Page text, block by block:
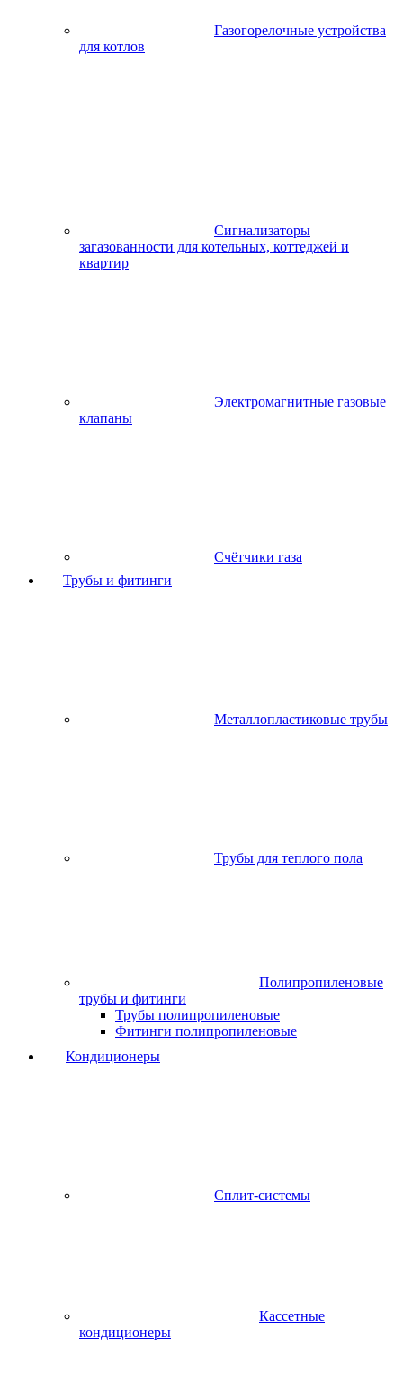
Газогорелочные устройства
для котлов
Сигнализаторы
загазованности для котельных, коттеджей и
квартир
Электромагнитные газовые
клапаны
Счётчики газа
Трубы и фитинги
Металлопластиковые трубы
Трубы для теплого пола
Полипропиленовые
трубы и фитинги
Трубы полипропиленовые
Фитинги полипропиленовые
Кондиционеры
Сплит-системы
Кассетные
кондиционеры